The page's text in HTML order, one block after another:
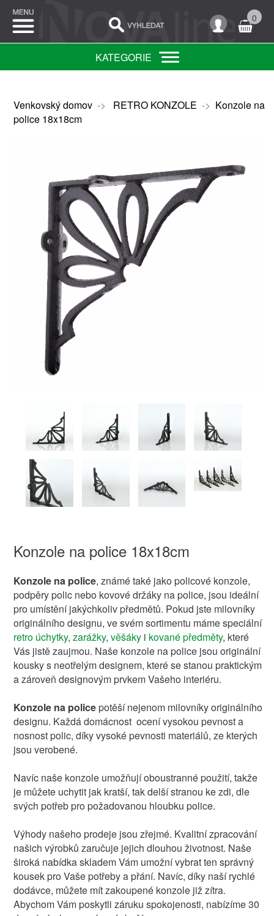
0
KATEGORIE
Venkovský domov-> RETRO KONZOLE -> Konzole na
police 18x18cm
Konzole na police 18x18cm
Konzole na police, známé také jako policové konzole,
podpěry polic nebo kovové držáky na police, jsou ideální
pro umístění jakýchkoliv předmětů. Pokud jste milovníky
originálního designu, ve svém sortimentu máme speciální
retro úchytky, zarážky, věšákyi kované předměty, které
Vás jistě zaujmou. Naše konzole na police jsou originální
kousky s neotřelým designem, které se stanou praktickým
a zároveň designovým prvkem Vašeho interiéru.
Konzole na policepotěší nejenom milovníky originálního
designu. Každá domácnost ocení vysokou pevnost a
nosnost polic, díky vysoké pevnosti materiálů, ze kterých
jsou verobené.
Navíc naše konzole umožňují oboustranné použití, takže
je můžete uchytit jak kratší, tak delší stranou ke zdi, dle
svých potřeb pro požadovanou hloubku police.
Výhody našeho prodeje jsou zřejmé. Kvalitní zpracování
našich výrobků zaručuje jejich dlouhou životnost. Naše
široká nabídka skladem Vám umožní vybrat ten správný
kousek pro Vaše potřeby a přání. Navíc, díky naší rychlé
dodávce, můžete mít zakoupené konzole již zítra.
Abychom Vám poskytli záruku spokojenosti, nabízíme 30